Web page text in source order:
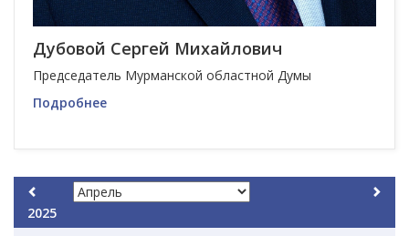
Дубовой Сергей Михайлович
Председатель Мурманской областной Думы
Подробнее
2025